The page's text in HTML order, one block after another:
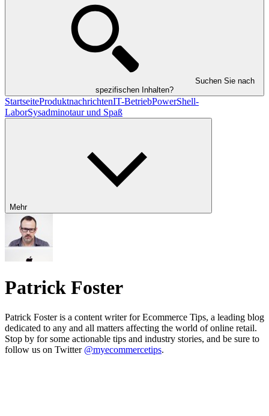
Suchen Sie nach
spezifischen Inhalten?
StartseiteProduktnachrichtenIT-BetriebPowerShell-
LaborSysadminotaur und Spaß
Mehr
Patrick Foster
Patrick Foster is a content writer for Ecommerce Tips, a leading blog
dedicated to any and all matters affecting the world of online retail.
Stop by for some actionable tips and industry stories, and be sure to
follow us on Twitter @myecommercetips.